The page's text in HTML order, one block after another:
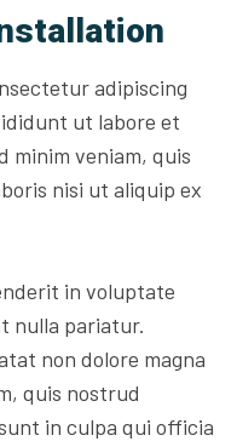
adipiscing
ut labore et
minim veniam, quis
nisi ut aliquip ex
in voluptate
nulla pariatur.
non dolore magna
quis nostrud
in culpa qui officia